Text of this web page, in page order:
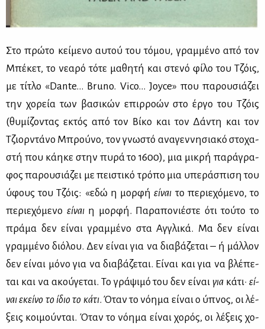
Στο πρώ­το κεί­με­νο αυ­τού του τό­μου, γραμ­μέ­νο από τον
Μπέ­κετ, το νε­α­ρό τό­τε μα­θη­τή και στε­νό φί­λο του Τζόις,
με τί­τλο «Dante… Bruno. Vico… Joyce» που πα­ρου­σιά­ζει
την χο­ρεία των βα­σι­κών επιρ­ρο­ών στο έρ­γο του Τζόις
(θυ­μί­ζο­ντας εκτός από τον Βί­κο και τον Δά­ντη και τον
Τζιορ­ντά­νο Μπρού­νο, τον γνω­στό ανα­γεν­νη­σια­κό στο­χα­
στή που κά­η­κε στην πυ­ρά το 1600), μια μι­κρή πα­ρά­γρα­
φος πα­ρου­σιά­ζει με πει­στι­κό τρό­πο μια υπε­ρά­σπι­ση του
ύφους του Τζόις: «εδώ η μορ­φήεί­ναι το πε­ριε­χό­με­νο, το
πε­ριε­χό­με­νο εί­ναιη μορ­φή. Πα­ρα­πο­νιέ­στε ότι τού­το το
πρά­μα δεν εί­ναι γραμ­μέ­νο στα Αγ­γλι­κά. Μα δεν εί­ναι
γραμ­μέ­νο διό­λου. Δεν εί­ναι για να δια­βά­ζε­ται – ή μάλ­λον
δεν εί­ναι μό­νο για να δια­βά­ζε­ται. Εί­ναι και για να βλέ­πε­
ται και να ακού­γε­ται. Το γρά­ψι­μό του δεν εί­ναι για κά­τι·εί­
ναι εκεί­νο το ίδιο το κά­τι. Όταν το νό­η­μα εί­ναι ο ύπνος, οι λέ­
ξεις κοι­μού­νται. Όταν το νό­η­μα εί­ναι χο­ρός, οι λέ­ξεις χο­